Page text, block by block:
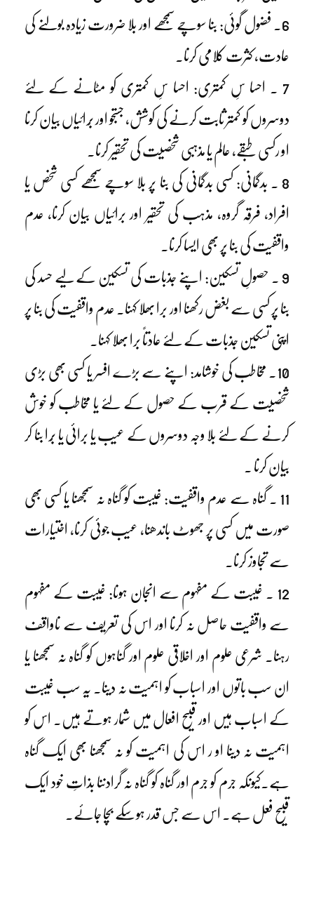
6۔ فضول گوئی: بنا سوچے سمجھے اور بلا ضرورت زیادہ بولنے کی
عادت، کثرت کلامی کرنا۔
7 ۔ احسا سِ کمتری: احسا سِ کمتری کو مٹانے کے لئے
دوسروں کو کمتر ثابت کرنے کی کوشش، جستجو اور بُرائیاں بیان کرنا
او رکسی طبقے، عالم یا مذہبی شخصیت کی تحقیر کرنا۔
8 ۔ بدگمانی: کسی بدگمانی کی بنا پر بلا سوچے سمجھے کسی شخص یا
افراد، فرقہ گروہ، مذہب کی تحقیر اور برائیاں بیان کرنا، عدم
واقفیت کی بنا پر بھی ایسا کرنا۔
9 ۔ حصولِ تسکین: اپنے جذبات کی تسکین کے لیے حسد کی
بنا پر کسی سے بغض رکھنا اور برا بھلا کہنا۔ عدم واقفیت کی بنا پر
اپنی تسکین جذبات کے لئے عادتاً برا بھلا کہنا۔
10۔ مخاطب کی خوشامد: اپنے سے بڑے افسر یا کسی بھی بڑی
شخصیت کے قرب کے حصول کے لئے یا مخاطب کو خوش
کرنے کے لئے بلا وجہ دوسروں کے عیب یا برائی یا بُرا بنا کر
بیان کرنا ۔
11 ۔ گناہ سے عدم واقفیت: غیبت کو گناہ نہ سمجھنا یا کسی بھی
صورت میں کسی پر جھوٹ باندھنا، عیب جوئی کرنا، اختیارات
سے تجاوز کرنا۔
12 ۔ غیبت کے مفہوم سے انجان ہونا: غیبت کے مفہوم
سے واقفیت حاصل نہ کرنا اور اس کی تعریف سے ناواقف
رہنا۔ شرعی علوم اور اخلاقی علوم اور گناہوں کو گناہ نہ سمجھنا یا
ان سب باتوں اور اسباب کو اہمیت نہ دینا۔ یہ سب غیبت
کے اسباب ہیں اور قبیح افعال میں شمار ہوتے ہیں۔ اس کو
اہمیت نہ دینا او ر اس کی اہمیت کو نہ سمجھنا بھی ایک گناہ
ہے۔کیونکہ جرم کو جرم اور گناہ کو گناہ نہ گرادننا بذاتِ خود ایک
قبیح فعل ہے۔ اس سے جس قدر ہوسکے بچا جائے۔